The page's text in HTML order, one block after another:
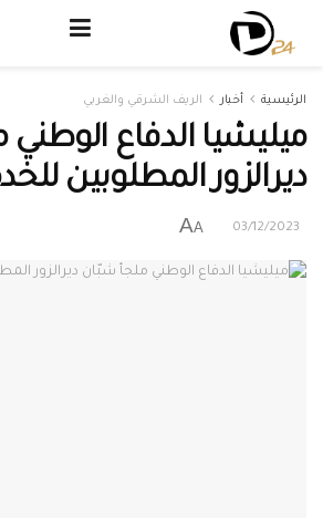
الرئيسية أخبار الريف الشرقي والغربي
ميليشيا الدفاع
ديرالزور المطلوبين
03/12/2023
A
A